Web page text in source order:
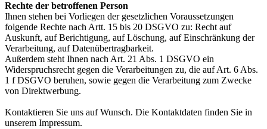
Rechte der betroffenen Person
Ihnen stehen bei Vorliegen der gesetzlichen Voraussetzungen
folgende Rechte nach Artt. 15 bis 20 DSGVO zu: Recht auf
Auskunft, auf Berichtigung, auf Löschung, auf Einschränkung der
Verarbeitung, auf Datenübertragbarkeit.
Außerdem steht Ihnen nach Art. 21 Abs. 1 DSGVO ein
Widerspruchsrecht gegen die Verarbeitungen zu, die auf Art. 6 Abs.
1 f DSGVO beruhen, sowie gegen die Verarbeitung zum Zwecke
von Direktwerbung.
Kontaktieren Sie uns auf Wunsch. Die Kontaktdaten finden Sie in
unserem Impressum.